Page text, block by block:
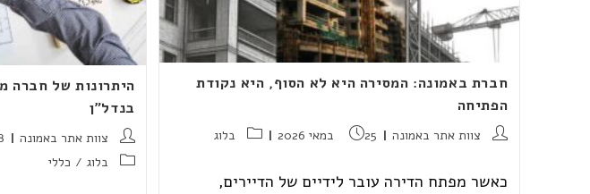
שנה
כשהמחירים
יטוסו"
חברת באמונה: המסירה היא לא הסוף, היא נקודת
הפתיחה
מחבר:צוות אתר באמונה פורסם:
25 במאי 2026 קטגוריה:
בלוג
כאשר מפתח הדירה עובר לידיים של הדיירים,
היתרונות של חברה
בנדל"ן
מחבר:צוות אתר באמונה
18
קטגוריה:
בלוג / כללי